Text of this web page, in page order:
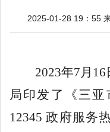
2025-01-28 19：55
2023年7月
局印发了《三
12345政府服务